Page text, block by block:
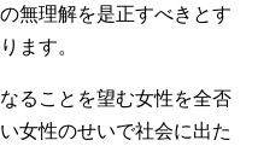
無理解を是正すべきとす
ます。
ることを望む女性を全否
女性のせいで社会に出た